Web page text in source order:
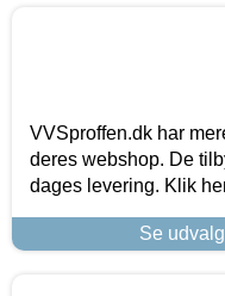
VVSproffen.dk har
deres webshop. De
dages levering. Klik
Se